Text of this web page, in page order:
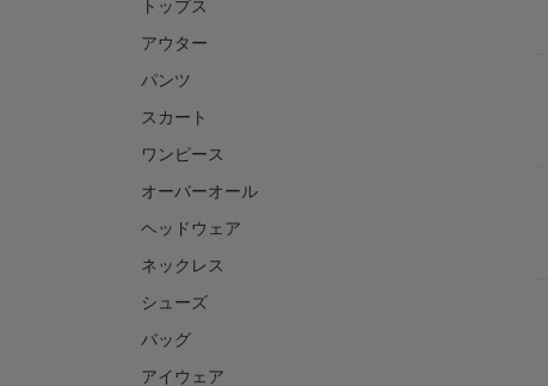
トップス
アウター
パンツ
スカート
ワンピース
オーバーオール
ヘッドウェア
ネックレス
シューズ
バッグ
アイウェア